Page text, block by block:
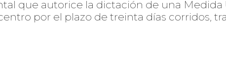
que autorice la dictación de una
por el plazo de treinta días corridos,